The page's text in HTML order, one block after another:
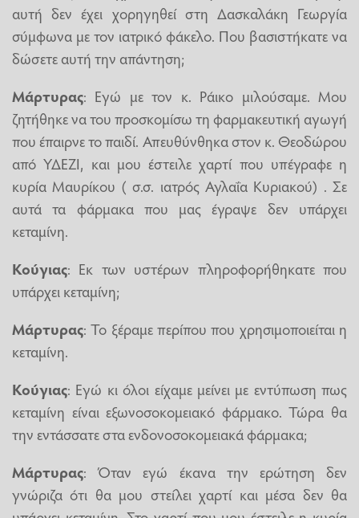
αυτή δεν έχει χορηγηθεί στη Δασκαλάκη Γεωργία
σύμφωνα με τον ιατρικό φάκελο. Που βασιστήκατε να
δώσετε αυτή την απάντηση;
Μάρτυρας: Εγώ με τον κ. Ράικο μιλούσαμε. Μου
ζητήθηκε να του προσκομίσω τη φαρμακευτική αγωγή
που έπαιρνε το παιδί. Απευθύνθηκα στον κ. Θεοδώρου
από ΥΔΕΖΙ, και μου έστειλε χαρτί που υπέγραφε η
κυρία Μαυρίκου ( σ.σ. ιατρός Αγλαΐα Κυριακού) . Σε
αυτά τα φάρμακα που μας έγραψε δεν υπάρχει
κεταμίνη.
Κούγιας: Εκ των υστέρων πληροφορήθηκατε που
υπάρχει κεταμίνη;
Μάρτυρας: Το ξέραμε περίπου που χρησιμοποιείται η
κεταμίνη.
Κούγιας: Εγώ κι όλοι είχαμε μείνει με εντύπωση πως
κεταμίνη είναι εξωνοσοκομειακό φάρμακο. Τώρα θα
την εντάσσατε στα ενδονοσοκομειακά φάρμακα;
Μάρτυρας: Όταν εγώ έκανα την ερώτηση δεν
γνώριζα ότι θα μου στείλει χαρτί και μέσα δεν θα